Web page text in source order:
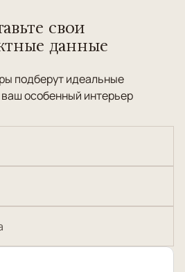
свои
данные
подберут идеальные
особенный интерьер